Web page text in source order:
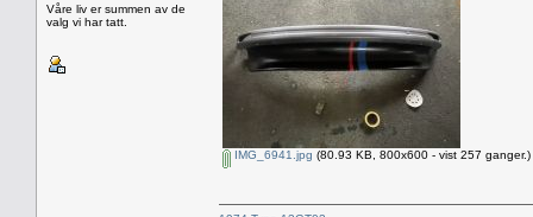
Våre liv er summen av de
valg vi har tatt.
IMG_6941.jpg (80.93 KB, 800x600 - vist 257 ganger.)